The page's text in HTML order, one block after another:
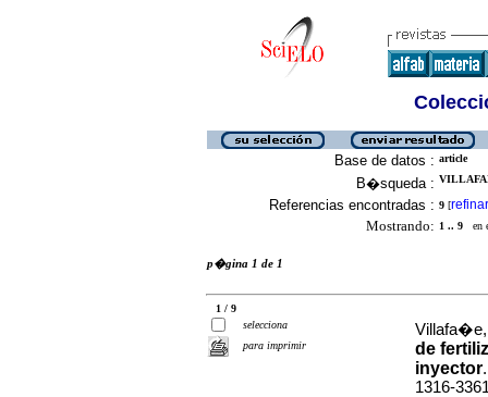
Base de datos : article
B�squeda :
Referencias encontradas : 9 [refinar
Mostrando: 1 .. 9 en
p�gina 1 de 1
1 / 9
selecciona
para imprimir
de
inyector
1316-